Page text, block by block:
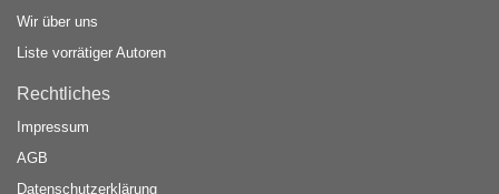
Wir über uns
Liste vorrätiger Autoren
Rechtliches
Impressum
AGB
Datenschutzerklärung